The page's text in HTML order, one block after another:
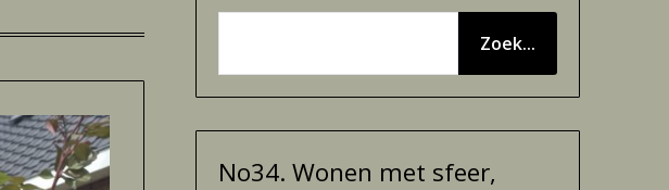
Zoek...
No34. Wonen met sfeer,